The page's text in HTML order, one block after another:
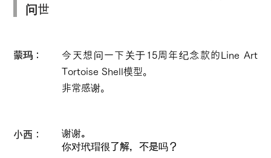
问世
蒙玛：
今天想问一下关于15周年纪念款的Line Art
Tortoise Shell模型。
非常感谢。
小西：
谢谢。
你对玳瑁很了解，不是吗？